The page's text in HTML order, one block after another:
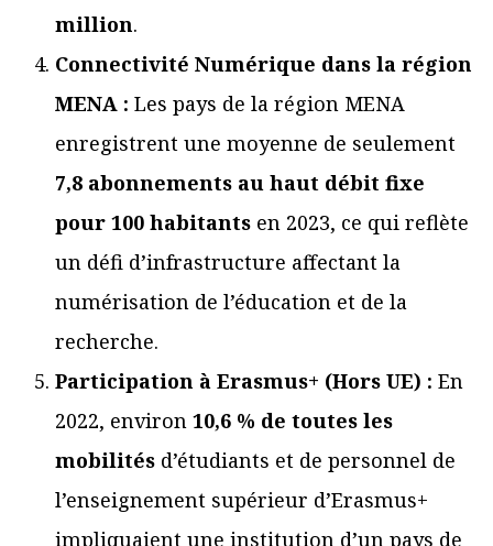
million.
Connectivité Numérique dans la région
MENA : Les pays de la région MENA
enregistrent une moyenne de seulement
7,8 abonnements au haut débit fixe
pour 100 habitants en 2023, ce qui reflète
un défi d’infrastructure affectant la
numérisation de l’éducation et de la
recherche.
Participation à Erasmus+ (Hors UE) : En
2022, environ 10,6 % de toutes les
mobilités d’étudiants et de personnel de
l’enseignement supérieur d’Erasmus+
impliquaient une institution d’un pays de